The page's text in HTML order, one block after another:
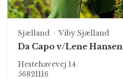
Sjælland Viby Sjælland
Da Capo v/Lene Hansen
Hestehavevej 14
56821116